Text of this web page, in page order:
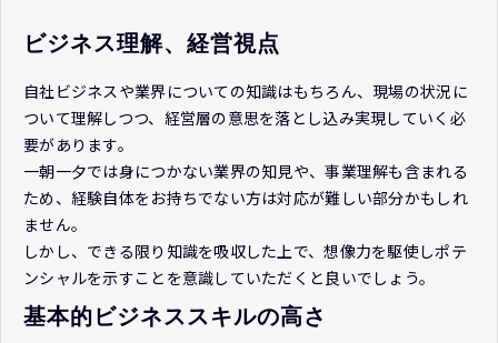
ビジネス理解、経営視点
自社ビジネスや業界についての知識はもちろん、現場の状況に
ついて理解しつつ、経営層の意思を落とし込み実現していく必
要があります。
一朝一夕では身につかない業界の知見や、事業理解も含まれる
ため、経験自体をお持ちでない方は対応が難しい部分かもしれ
ません。
しかし、できる限り知識を吸収した上で、想像力を駆使しポテ
ンシャルを示すことを意識していただくと良いでしょう。
基本的ビジネススキルの高さ